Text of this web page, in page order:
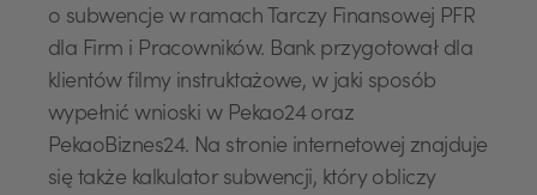
o subwencje w ramach Tarczy Finansowej PFR
dla Firm i Pracowników. Bank przygotował dla
klientów filmy instruktażowe, w jaki sposób
wypełnić wnioski w Pekao24 oraz
PekaoBiznes24. Na stronie internetowej znajduje
się także kalkulator subwencji, który obliczy